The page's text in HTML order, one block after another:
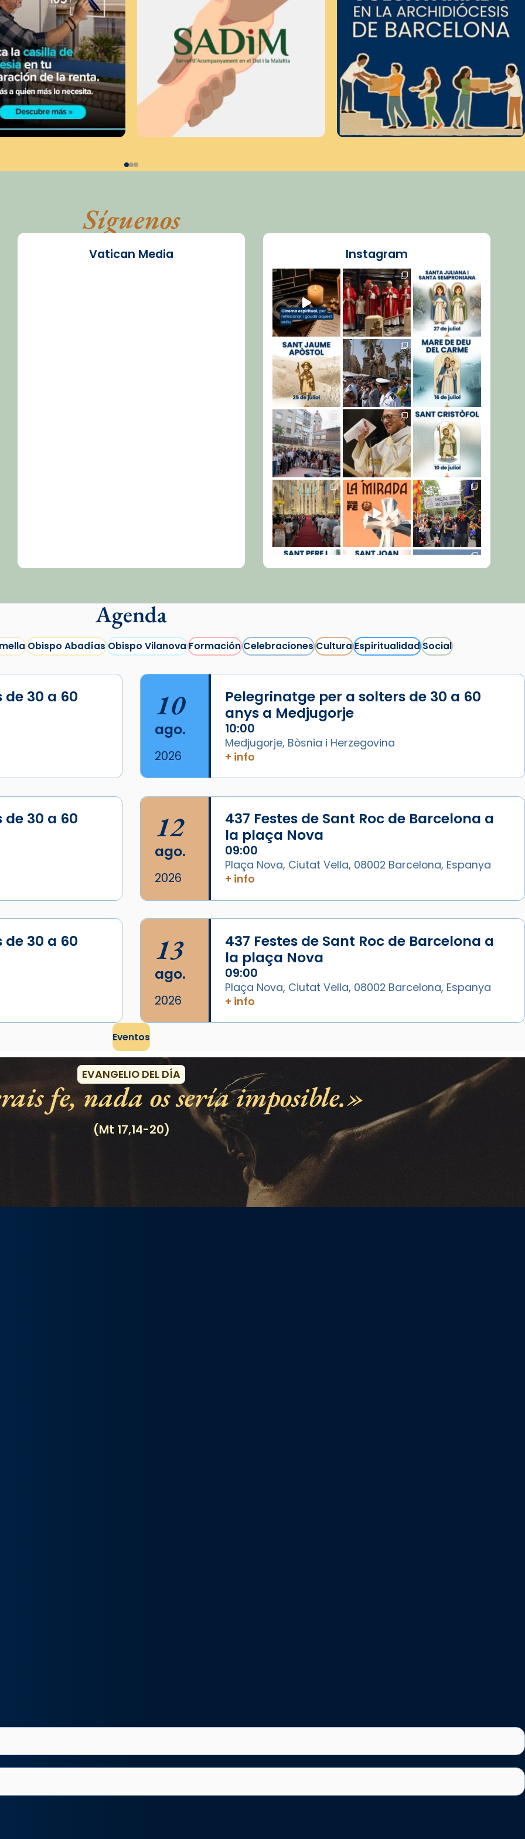
Síguenos
Vatican Media Instagram
Cargar más...
Agenda
Obispo AbadíasObispo VilanovaFormaciónCelebracionesCulturaEspiritualidadSocial
30 a 60
10
ago.
2026
Pelegrinatge per a solters de 30 a 60
anys a Medjugorje
10:00
Medjugorje, Bòsnia i Herzegovina
+ info
30 a 60
12
ago.
2026
437 Festes de Sant Roc de Barcelona a
la plaça Nova
09:00
Plaça Nova, Ciutat Vella, 08002 Barcelona, Espanya
+ info
30 a 60
13
ago.
2026
437 Festes de Sant Roc de Barcelona a
la plaça Nova
09:00
Plaça Nova, Ciutat Vella, 08002 Barcelona, Espanya
+ info
Eventos
EVANGELIO DEL DÍA
fe, nada os sería imposible.
(Mt 17,14-20)